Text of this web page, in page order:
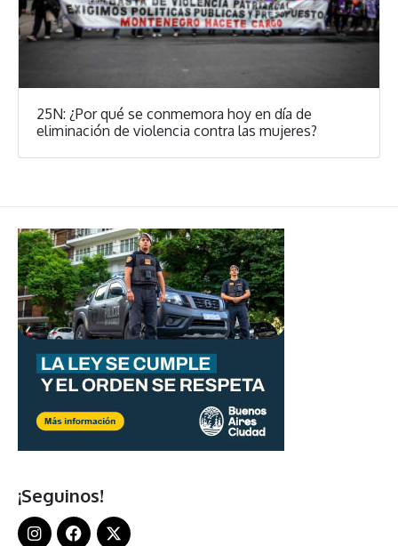
25N: ¿Por qué se conmemora hoy en día de
eliminación de violencia contra las mujeres?
¡Seguinos!